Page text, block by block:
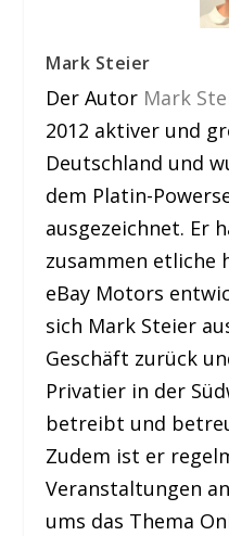
Mark Steier
Der Autor Mark
2012 aktiver und
Deutschland und
dem Platin-
ausgezeichnet. Er
zusammen etliche
eBay Motors
sich Mark Steier
Geschäft zurück
Privatier in der
betreibt und
Zudem ist er
Veranstaltungen
ums das Thema